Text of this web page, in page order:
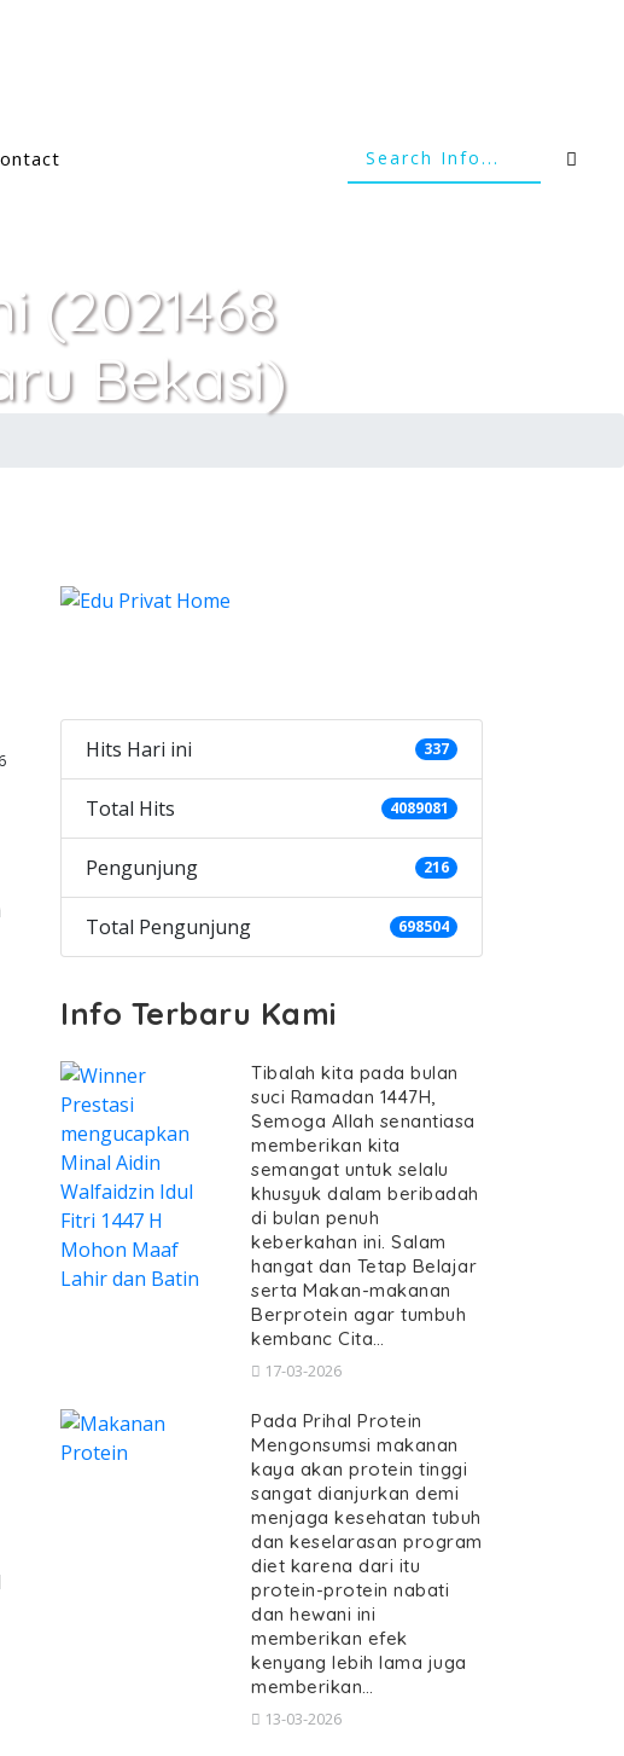
(2021468
Bekasi)
Hits Hari ini 337
Total Hits 4089081
Pengunjung 216
Total Pengunjung 698504
Info Terbaru Kami
Tibalah kita pada bulan
suci Ramadan 1447H,
Semoga Allah senantiasa
memberikan kita
semangat untuk selalu
khusyuk dalam beribadah
di bulan penuh
keberkahan ini. Salam
hangat dan Tetap Belajar
serta Makan-makanan
Berprotein agar tumbuh
kembanc Cita…
17-03-2026
Pada Prihal Protein
Mengonsumsi makanan
kaya akan protein tinggi
sangat dianjurkan demi
menjaga kesehatan tubuh
dan keselarasan program
diet karena dari itu
protein-protein nabati
dan hewani ini
memberikan efek
kenyang lebih lama juga
memberikan…
13-03-2026